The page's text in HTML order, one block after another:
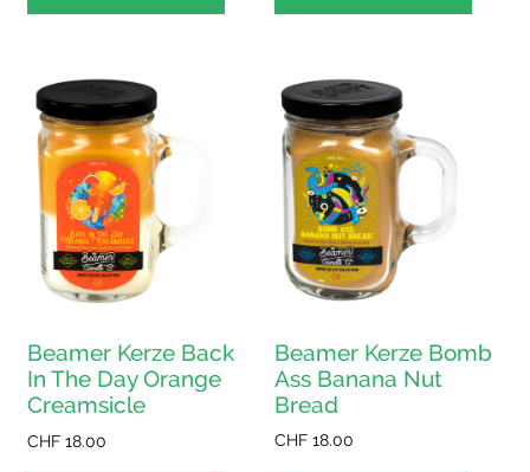
Beamer Kerze Back
In The Day Orange
Creamsicle
CHF 18.00
Beamer Kerze Bomb
Ass Banana Nut
Bread
CHF 18.00